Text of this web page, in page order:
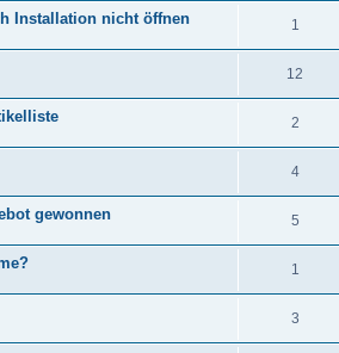
Installation nicht öffnen 1
12
2
4
gewonnen 5
1
3